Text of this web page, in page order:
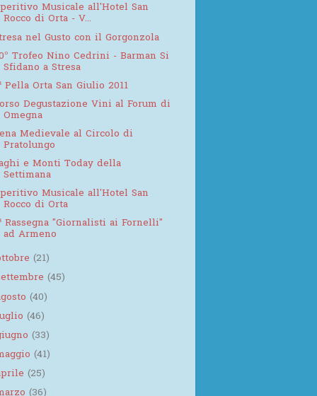
Musicale all'Hotel San
Rocco di Orta - V...
nel Gusto con il Gorgonzola
Trofeo Nino Cedrini - Barman Si
Sfidano a Stresa
Pella Orta San Giulio 2011
Degustazione Vini al Forum di
Omegna
Medievale al Circolo di
Pratolungo
e Monti Today della
Settimana
Musicale all'Hotel San
Rocco di Orta
Rassegna "Giornalisti ai Fornelli"
ad Armeno
(21)
(45)
(40)
(46)
(33)
(41)
(25)